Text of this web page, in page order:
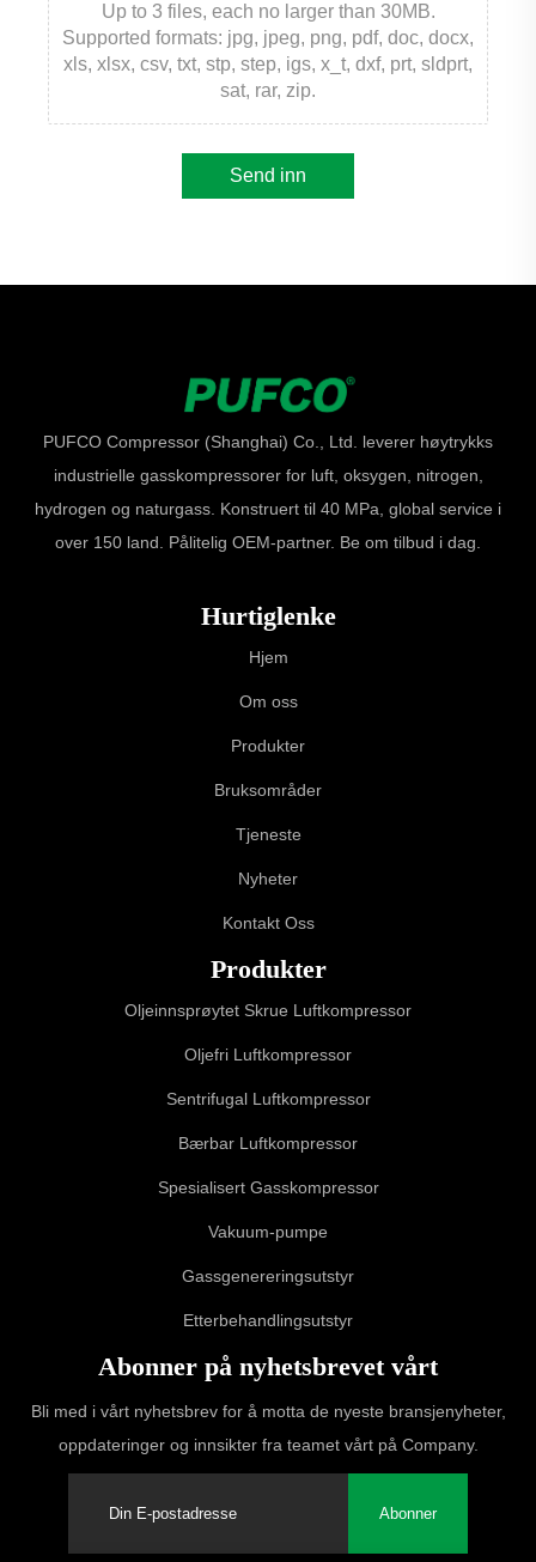
Up to 3 files, each no larger than 30MB.
Supported formats: jpg, jpeg, png, pdf, doc, docx,
xls, xlsx, csv, txt, stp, step, igs, x_t, dxf, prt, sldprt,
sat, rar, zip.
Send inn
PUFCO Compressor (Shanghai) Co., Ltd. leverer høytrykks
industrielle gasskompressorer for luft, oksygen, nitrogen,
hydrogen og naturgass. Konstruert til 40 MPa, global service i
over 150 land. Pålitelig OEM-partner. Be om tilbud i dag.
Hurtiglenke
Hjem
Om oss
Produkter
Bruksområder
Tjeneste
Nyheter
Kontakt Oss
Produkter
Oljeinnsprøytet Skrue Luftkompressor
Oljefri Luftkompressor
Sentrifugal Luftkompressor
Bærbar Luftkompressor
Spesialisert Gasskompressor
Vakuum-pumpe
Gassgenereringsutstyr
Etterbehandlingsutstyr
Abonner på nyhetsbrevet vårt
Bli med i vårt nyhetsbrev for å motta de nyeste bransjenyheter,
oppdateringer og innsikter fra teamet vårt på Company.
Abonner